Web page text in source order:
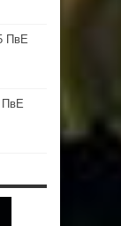
ПвЕ
ПвЕ